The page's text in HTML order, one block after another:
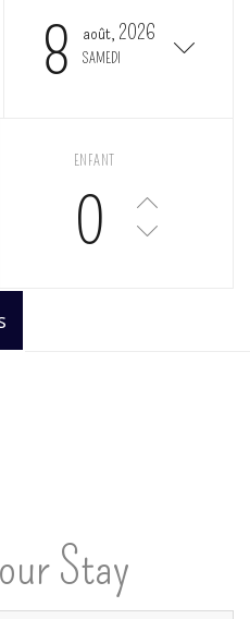
8 août, 2026
SAMEDI
ENFANT
0
Stay